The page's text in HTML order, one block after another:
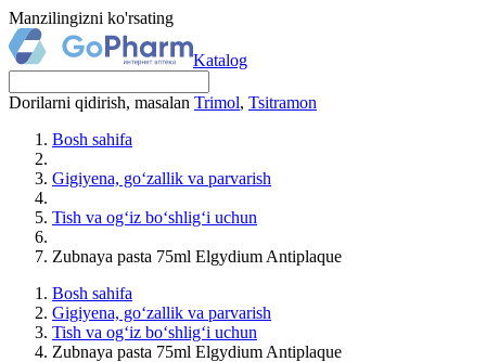
Manzilingizni ko'rsating
Katalog
Dorilarni qidirish, masalan Trimol, Tsitramon
Bosh sahifa
Gigiyena, go‘zallik va parvarish
Tish va og‘iz bo‘shlig‘i uchun
Zubnaya pasta 75ml Elgydium Antiplaque
Bosh sahifa
Gigiyena, go‘zallik va parvarish
Tish va og‘iz bo‘shlig‘i uchun
Zubnaya pasta 75ml Elgydium Antiplaque